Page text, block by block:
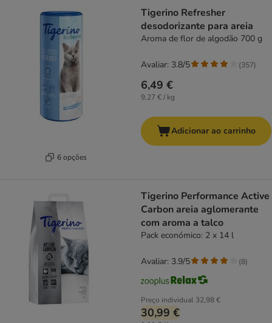
6 opções
Tigerino Refresher
desodorizante para areia
Aroma de flor de algodão 700 g
6,49 €
9,27 € / kg
Avaliar: 3.8/5 (357)
Adicionar ao carrinho
Tigerino Performance Active
Carbon areia aglomerante
com aroma a talco
Pack económico: 2 x 14 l
Preço individual 32,98 €
30,99 €
Avaliar: 3.9/5 (8)